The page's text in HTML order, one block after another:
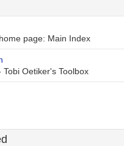
page: Main Index
Tobi Oetiker's Toolbox